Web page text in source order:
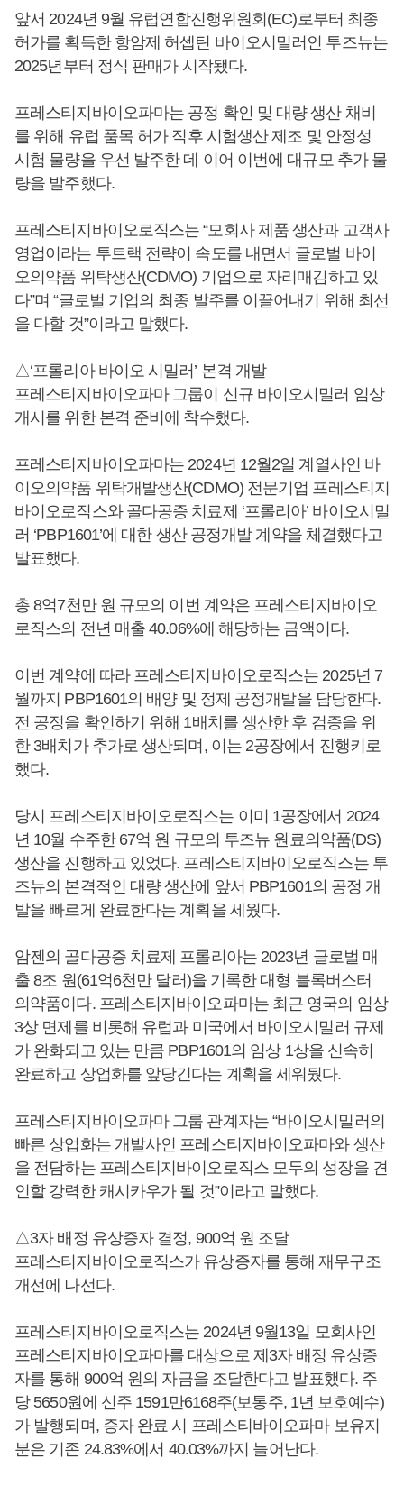
앞서 2024년 9월 유럽연합진행위원회(EC)로부터 최종
허가를 획득한 항암제 허셉틴 바이오시밀러인 투즈뉴는
2025년부터 정식 판매가 시작됐다.
프레스티지바이오파마는 공정 확인 및 대량 생산 채비
를 위해 유럽 품목 허가 직후 시험생산 제조 및 안정성
시험 물량을 우선 발주한 데 이어 이번에 대규모 추가 물
량을 발주했다.
프레스티지바이오로직스는 “모회사 제품 생산과 고객사
영업이라는 투트랙 전략이 속도를 내면서 글로벌 바이
오의약품 위탁생산(CDMO) 기업으로 자리매김하고 있
다”며 “글로벌 기업의 최종 발주를 이끌어내기 위해 최선
을 다할 것”이라고 말했다.
△‘프롤리아 바이오 시밀러’ 본격 개발
프레스티지바이오파마 그룹이 신규 바이오시밀러 임상
개시를 위한 본격 준비에 착수했다.
프레스티지바이오파마는 2024년 12월2일 계열사인 바
이오의약품 위탁개발생산(CDMO) 전문기업 프레스티지
바이오로직스와 골다공증 치료제 ‘프롤리아’ 바이오시밀
러 ‘PBP1601’에 대한 생산 공정개발 계약을 체결했다고
발표했다.
총 8억7천만 원 규모의 이번 계약은 프레스티지바이오
로직스의 전년 매출 40.06%에 해당하는 금액이다.
이번 계약에 따라 프레스티지바이오로직스는 2025년 7
월까지 PBP1601의 배양 및 정제 공정개발을 담당한다.
전 공정을 확인하기 위해 1배치를 생산한 후 검증을 위
한 3배치가 추가로 생산되며, 이는 2공장에서 진행키로
했다.
당시 프레스티지바이오로직스는 이미 1공장에서 2024
년 10월 수주한 67억 원 규모의 투즈뉴 원료의약품(DS)
생산을 진행하고 있었다. 프레스티지바이오로직스는 투
즈뉴의 본격적인 대량 생산에 앞서 PBP1601의 공정 개
발을 빠르게 완료한다는 계획을 세웠다.
암젠의 골다공증 치료제 프롤리아는 2023년 글로벌 매
출 8조 원(61억6천만 달러)을 기록한 대형 블록버스터
의약품이다. 프레스티지바이오파마는 최근 영국의 임상
3상 면제를 비롯해 유럽과 미국에서 바이오시밀러 규제
가 완화되고 있는 만큼 PBP1601의 임상 1상을 신속히
완료하고 상업화를 앞당긴다는 계획을 세워뒀다.
프레스티지바이오파마 그룹 관계자는 “바이오시밀러의
빠른 상업화는 개발사인 프레스티지바이오파마와 생산
을 전담하는 프레스티지바이오로직스 모두의 성장을 견
인할 강력한 캐시카우가 될 것”이라고 말했다.
△3자 배정 유상증자 결정, 900억 원 조달
프레스티지바이오로직스가 유상증자를 통해 재무구조
개선에 나선다.
프레스티지바이오로직스는 2024년 9월13일 모회사인
프레스티지바이오파마를 대상으로 제3자 배정 유상증
자를 통해 900억 원의 자금을 조달한다고 발표했다. 주
당 5650원에 신주 1591만6168주(보통주, 1년 보호예수)
가 발행되며, 증자 완료 시 프레스티바이오파마 보유지
분은 기존 24.83%에서 40.03%까지 늘어난다.